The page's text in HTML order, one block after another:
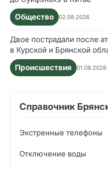
Общество
02.08.2026
Двое пострадали после
в Курской и Брянской
Происшествия
01.08.2026
Справочник
Экстренные телефоны
Отключение воды